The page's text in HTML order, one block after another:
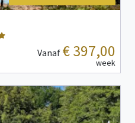
Vanaf € 397,00
week